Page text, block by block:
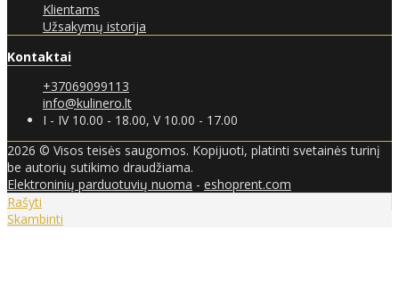
Klientams
Užsakymų istorija
Kontaktai
+37069099113
info@kulinero.lt
I - IV 10.00 - 18.00, V 10.00 - 17.00
2026 © Visos teisės saugomos. Kopijuoti, platinti svetainės turinį
be autorių sutikimo draudžiama.
Elektroninių parduotuvių nuoma - eshoprent.com
Rašyti
Skambinti